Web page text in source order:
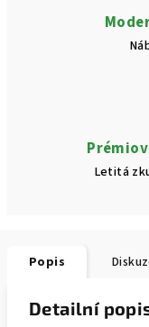
Letitá
Popis
Detailní